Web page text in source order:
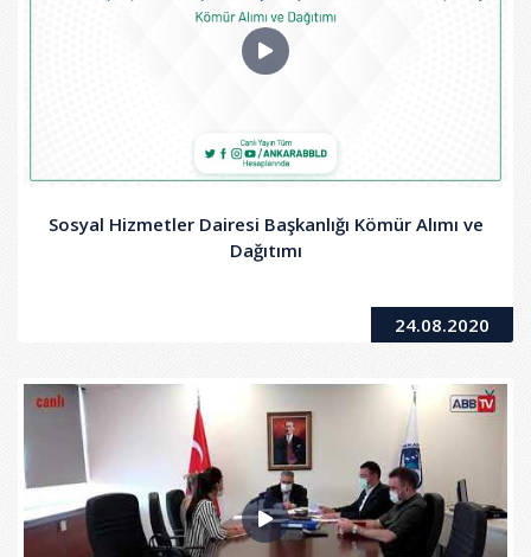
Sosyal Hizmetler Dairesi Başkanlığı Kömür Alımı ve
Dağıtımı
24.08.2020